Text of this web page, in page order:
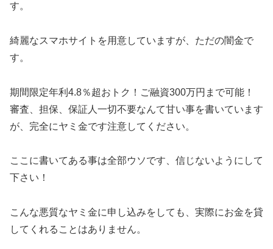
す。
綺麗なスマホサイトを用意していますが、ただの闇金で
す。
期間限定年利4.8％超おトク！ご融資300万円まで可能！
審査、担保、保証人一切不要なんて甘い事を書いています
が、完全にヤミ金です注意してください。
ここに書いてある事は全部ウソです、信じないようにして
下さい！
こんな悪質なヤミ金に申し込みをしても、実際にお金を貸
してくれることはありません。